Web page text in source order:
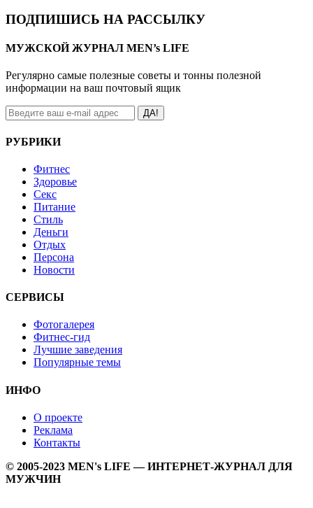
ПОДПИШИСЬ НА РАССЫЛКУ
МУЖСКОЙ ЖУРНАЛ MEN’s LIFE
Регулярно самые полезные советы и тонны полезной
информации на ваш почтовый ящик
ДА!
РУБРИКИ
Фитнес
Здоровье
Секс
Питание
Стиль
Деньги
Отдых
Персона
Новости
СЕРВИСЫ
Фотогалерея
Фитнес-гид
Лучшие заведения
Популярные темы
ИНФО
О проекте
Реклама
Контакты
© 2005-2023 MEN's LIFE — ИНТЕРНЕТ-ЖУРНАЛ ДЛЯ
МУЖЧИН